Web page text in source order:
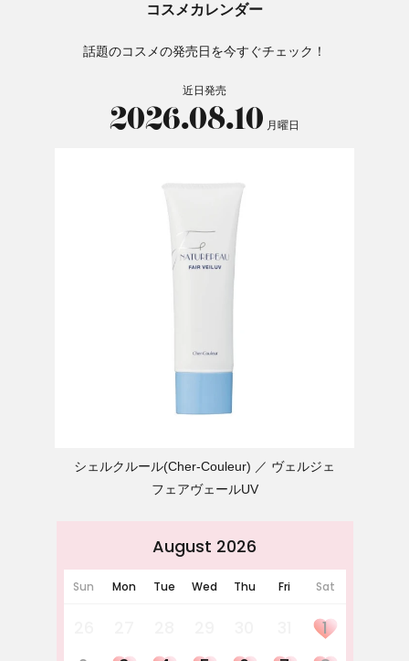
コスメカレンダー
話題のコスメの発売日を今すぐチェック！
近日発売
2026.08.10 月曜日
シェルクルール(Cher-Couleur)
ヴェルジェ
フェアヴェールUV
August 2026
Sun Mon Tue Wed Thu Fri Sat
1